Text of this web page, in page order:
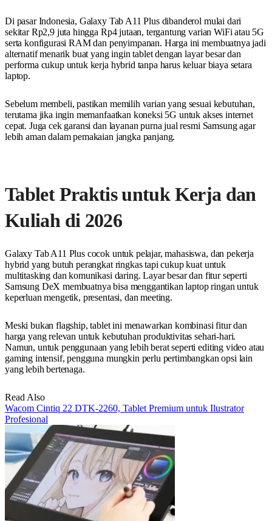
Di pasar Indonesia, Galaxy Tab A11 Plus dibanderol mulai dari
sekitar Rp2,9 juta hingga Rp4 jutaan, tergantung varian WiFi atau 5G
serta konfigurasi RAM dan penyimpanan. Harga ini membuatnya jadi
alternatif menarik buat yang ingin tablet dengan layar besar dan
performa cukup untuk kerja hybrid tanpa harus keluar biaya setara
laptop.
Sebelum membeli, pastikan memilih varian yang sesuai kebutuhan,
terutama jika ingin memanfaatkan koneksi 5G untuk akses internet
cepat. Juga cek garansi dan layanan purna jual resmi Samsung agar
lebih aman dalam pemakaian jangka panjang.
Tablet Praktis untuk Kerja dan
Kuliah di 2026
Galaxy Tab A11 Plus cocok untuk pelajar, mahasiswa, dan pekerja
hybrid yang butuh perangkat ringkas tapi cukup kuat untuk
multitasking dan komunikasi daring. Layar besar dan fitur seperti
Samsung DeX membuatnya bisa menggantikan laptop ringan untuk
keperluan mengetik, presentasi, dan meeting.
Meski bukan flagship, tablet ini menawarkan kombinasi fitur dan
harga yang relevan untuk kebutuhan produktivitas sehari-hari.
Namun, untuk penggunaan yang lebih berat seperti editing video atau
gaming intensif, pengguna mungkin perlu pertimbangkan opsi lain
yang lebih bertenaga.
Read Also
Wacom Cintiq 22 DTK-2260, Tablet Premium untuk Ilustrator
Profesional